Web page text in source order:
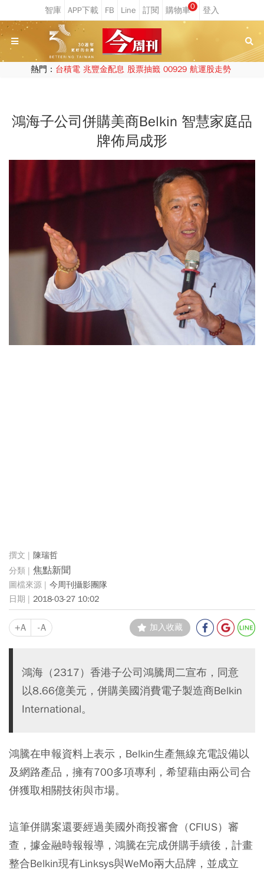
0
熱門： 台積電 兆豐金配息 股票抽籤 00929 航運股走勢
鴻海子公司併購美商Belkin 智慧家庭品
牌佈局成形
陳瑞哲
焦點新聞
今周刊攝影團隊
2018-03-27 10:02
+A -A 加入收藏
鴻海（2317）香港子公司鴻騰周二宣布，同意
以8.66億美元，併購美國消費電子製造商Belkin
International。
鴻騰在申報資料上表示，Belkin生產無線充電設備以
及網路產品，擁有700多項專利，希望藉由兩公司合
併獲取相關技術與市場。
這筆併購案還要經過美國外商投審會（CFIUS）審
查，據金融時報報導，鴻騰在完成併購手續後，計畫
整合Belkin現有Linksys與WeMo兩大品牌，並成立